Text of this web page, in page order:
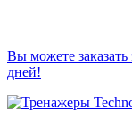
Вы можете
дней!